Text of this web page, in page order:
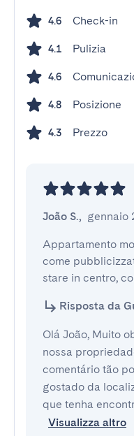
4.6 Check-in
4.1 Pulizia
4.6
4.8 Posizione
4.3 Prezzo
João S., gennaio
Appartamento
come
stare in centro,
Risposta da
Olá João, Muito
nossa
comentário tão
gostado da
que tenha
Visualizza altro